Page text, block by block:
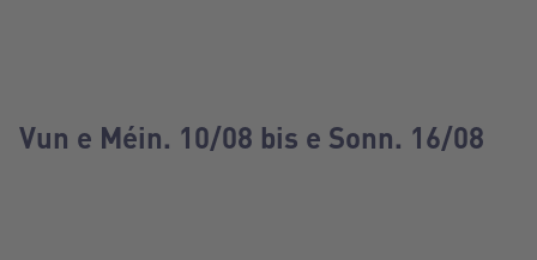
Vun e Méin. 10/08 bis e Sonn. 16/08